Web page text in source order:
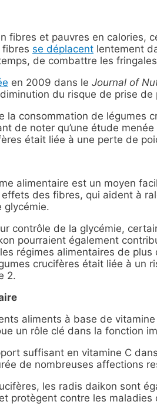
fibres et pauvres en calories,
fibres se déplacent lentement
de combattre les
en 2009 dans le Journal of
du risque de prise
la consommation de légumes
de noter qu’une étude menée
était liée à une perte de
alimentaire est un moyen
des fibres, qui aident à
glycémie.
contrôle de la glycémie,
pourraient également
les régimes alimentaires de
crucifères était liée à un
2.
aliments à base de
un rôle clé dans la fonction
suffisant en vitamine C
de nombreuses affections
les radis daikon sont
protègent contre les